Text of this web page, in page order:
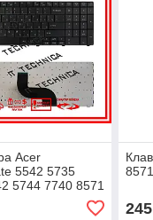
Acer
5542 5735
5744 7740 8571
E1-521 E1-531
RUUS
245